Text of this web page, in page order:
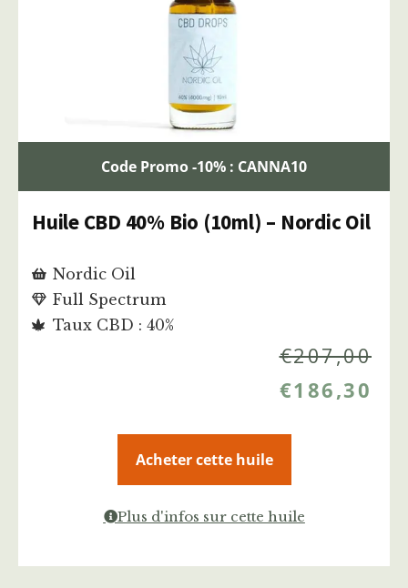
Code Promo -10% : CANNA10
Huile CBD 40% Bio (10ml) – Nordic Oil
Nordic Oil
Full Spectrum
Taux CBD : 40%
€207,00
€186,30
Acheter cette huile
Plus d'infos sur cette huile